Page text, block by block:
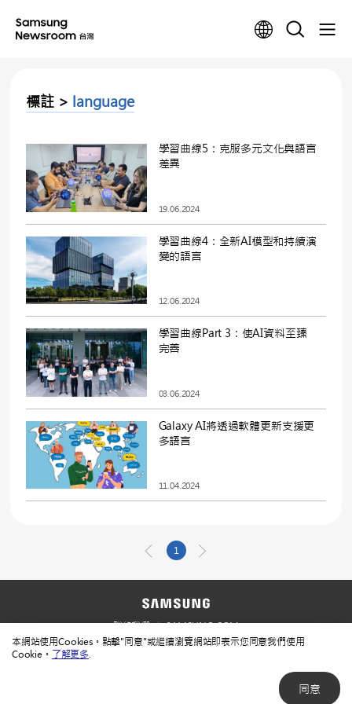
本網站使用Cookies。點擊"同意"或繼續瀏覽網站即表示您同意我們使用
Cookie。 了解更多
同意
標註 > language
學習曲線5：克服多元文化與語言
差異
19.06.2024
學習曲線4：全新AI模型和持續演
變的語言
12.06.2024
學習曲線Part 3：使AI資料至臻
完善
03.06.2024
Galaxy AI將透過軟體更新支援更
多語言
11.04.2024
1
聯絡我們
SAMSUNG.COM
使用規範
隱私規範